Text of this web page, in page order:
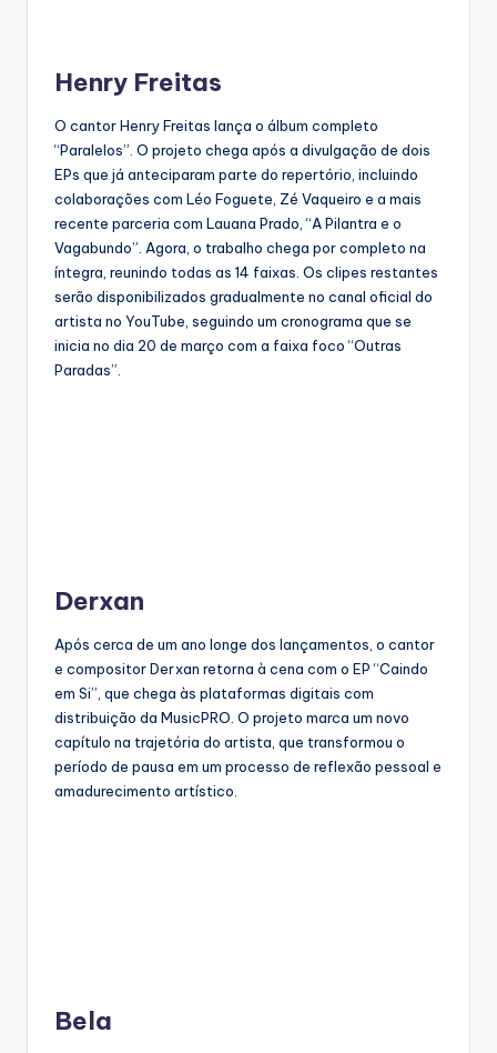
Henry Freitas
O cantor Henry Freitas lança o álbum completo
“Paralelos”. O projeto chega após a divulgação de dois
EPs que já anteciparam parte do repertório, incluindo
colaborações com Léo Foguete, Zé Vaqueiro e a mais
recente parceria com Lauana Prado, “A Pilantra e o
Vagabundo”. Agora, o trabalho chega por completo na
íntegra, reunindo todas as 14 faixas. Os clipes restantes
serão disponibilizados gradualmente no canal oficial do
artista no YouTube, seguindo um cronograma que se
inicia no dia 20 de março com a faixa foco “Outras
Paradas”.
Derxan
Após cerca de um ano longe dos lançamentos, o cantor
e compositor Derxan retorna à cena com o EP “Caindo
em Si”, que chega às plataformas digitais com
distribuição da MusicPRO. O projeto marca um novo
capítulo na trajetória do artista, que transformou o
período de pausa em um processo de reflexão pessoal e
amadurecimento artístico.
Bela